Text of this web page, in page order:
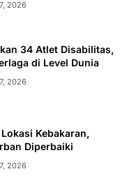
2026
34 Atlet Disabilitas,
di Level Dunia
2026
Kebakaran,
Diperbaiki
2026